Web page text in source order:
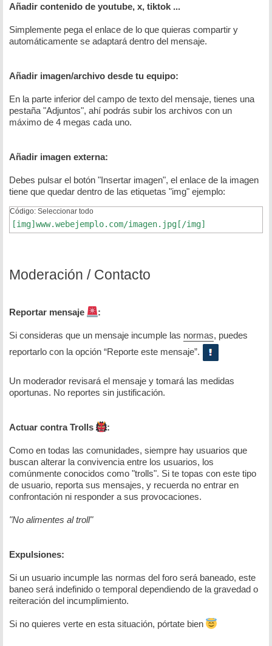
Añadir contenido de youtube, x, tiktok ...
Simplemente pega el enlace de lo que quieras compartir y
automáticamente se adaptará dentro del mensaje.
Añadir imagen/archivo desde tu equipo:
En la parte inferior del campo de texto del mensaje, tienes una
pestaña "Adjuntos", ahí podrás subir los archivos con un
máximo de 4 megas cada uno.
Añadir imagen externa:
Debes pulsar el botón "Insertar imagen", el enlace de la imagen
tiene que quedar dentro de las etiquetas "img" ejemplo:
Código: Seleccionar todo
[img]www.webejemplo.com/imagen.jpg[/img]
Moderación / Contacto
Reportar mensaje :
Si consideras que un mensaje incumple las normas, puedes
reportarlo con la opción “Reporte este mensaje”.
Un moderador revisará el mensaje y tomará las medidas
oportunas. No reportes sin justificación.
Actuar contra Trolls :
Como en todas las comunidades, siempre hay usuarios que
buscan alterar la convivencia entre los usuarios, los
comúnmente conocidos como "trolls". Si te topas con este tipo
de usuario, reporta sus mensajes, y recuerda no entrar en
confrontación ni responder a sus provocaciones.
"No alimentes al troll"
Expulsiones:
Si un usuario incumple las normas del foro será baneado, este
baneo será indefinido o temporal dependiendo de la gravedad o
reiteración del incumplimiento.
Si no quieres verte en esta situación, pórtate bien